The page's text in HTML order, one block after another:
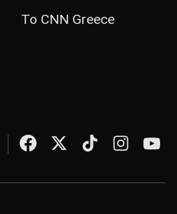
Το CNN Greece